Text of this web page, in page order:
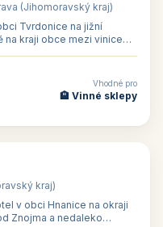
(Jihomoravský kraj)
Tvrdonice na jižní
kraji obce mezi vinicemi,
Vhodné pro
🏨 Vinné sklepy
kraj)
v obci Hnanice na okraji
Znojma a nedaleko